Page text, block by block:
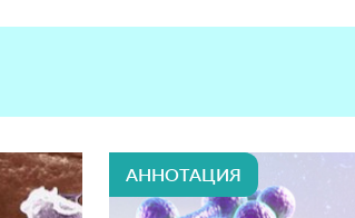
АННОТАЦИЯ